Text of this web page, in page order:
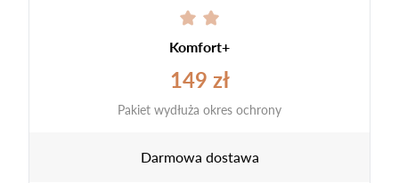
Komfort+
149 zł
Pakiet wydłuża okres ochrony
Darmowa dostawa